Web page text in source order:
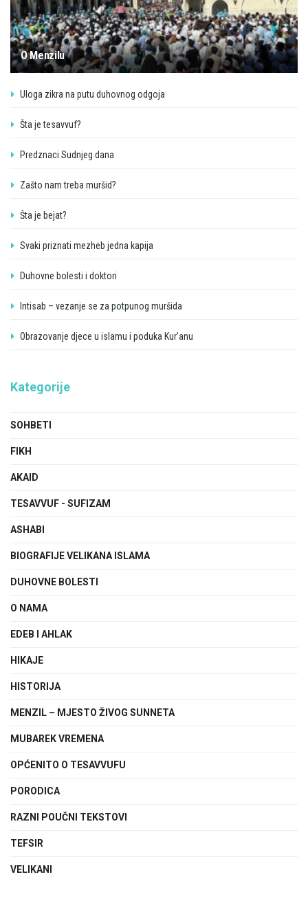
O Menzilu
Uloga zikra na putu duhovnog odgoja
Šta je tesavvuf?
Predznaci Sudnjeg dana
Zašto nam treba muršid?
Šta je bejat?
Svaki priznati mezheb jedna kapija
Duhovne bolesti i doktori
Intisab – vezanje se za potpunog muršida
Obrazovanje djece u islamu i poduka Kur’anu
Kategorije
SOHBETI
FIKH
AKAID
TESAVVUF - SUFIZAM
ASHABI
BIOGRAFIJE VELIKANA ISLAMA
DUHOVNE BOLESTI
O NAMA
EDEB I AHLAK
HIKAJE
HISTORIJA
MENZIL – MJESTO ŽIVOG SUNNETA
MUBAREK VREMENA
OPĆENITO O TESAVVUFU
PORODICA
RAZNI POUČNI TEKSTOVI
TEFSIR
VELIKANI